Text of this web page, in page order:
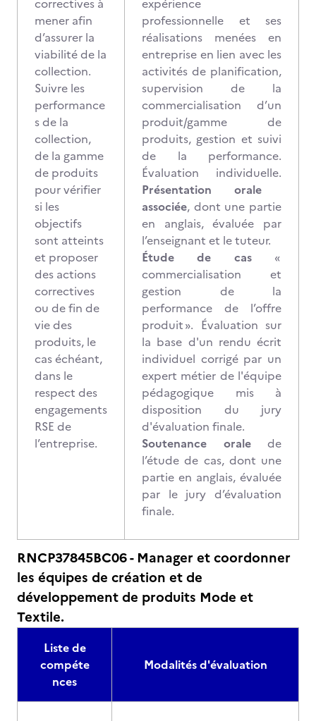
correctives à
mener afin
d’assurer la
viabilité de la
collection.
Suivre les
performance
s de la
collection,
de la gamme
de produits
pour vérifier
si les
objectifs
sont atteints
et proposer
des actions
correctives
ou de fin de
vie des
produits, le
cas échéant,
dans le
respect des
engagements
RSE de
l’entreprise.
expérience
professionnelle et ses
réalisations menées en
entreprise en lien avec les
activités de planification,
supervision de la
commercialisation d’un
produit/gamme de
produits, gestion et suivi
de la performance.
Évaluation individuelle.
Présentation orale
associée, dont une partie
en anglais, évaluée par
l’enseignant et le tuteur.
Étude de cas«
commercialisation et
gestion de la
performance de l’offre
produit ». Évaluation sur
la base d'un rendu écrit
individuel corrigé par un
expert métier de l'équipe
pédagogique mis à
disposition du jury
d'évaluation finale.
Soutenance oralede
l’étude de cas, dont une
partie en anglais, évaluée
par le jury d’évaluation
finale.
RNCP37845BC06 - Manager et coordonner
les équipes de création et de
développement de produits Mode et
Textile.
Liste de
compéte
nces
Modalités d'évaluation